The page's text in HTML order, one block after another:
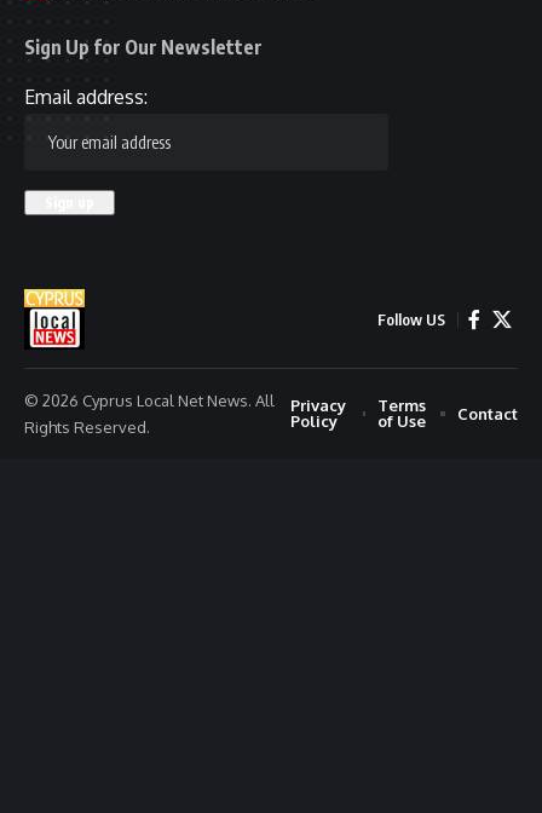
Sign Up for Our Newsletter
Email address:
Follow US
© 2026 Cyprus Local Net News. All
Rights Reserved.
Privacy
Policy
Terms
of Use
Contact